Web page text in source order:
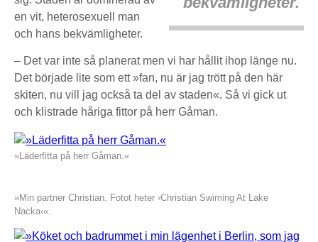
en vit, heterosexuell man
och hans bekvämligheter.
– Det var inte så planerat men vi har hållit ihop länge nu.
Det började lite som ett »fan, nu är jag trött på den här
skiten, nu vill jag också ta del av staden«. Så vi gick ut
och klistrade håriga fittor på herr Gåman.
»Läderfitta på herr Gåman.«
»Min partner Christian. Fotot heter ›Christian Swiming At Lake
Nacka‹«.